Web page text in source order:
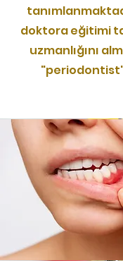
doktora eğitimi
uzmanlığını